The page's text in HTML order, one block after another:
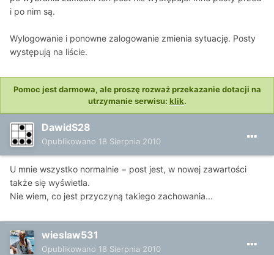
i po nim są.
Wylogowanie i ponowne zalogowanie zmienia sytuację. Posty
występują na liście.
Pomoc jest darmowa, ale proszę rozważ przekazanie dotacji na
utrzymanie serwisu: klik.
DawidS28
Opublikowano 18 Sierpnia 2010
U mnie wszystko normalnie = post jest, w nowej zawartości
także się wyświetla.
Nie wiem, co jest przyczyną takiego zachowania...
wieslaw531
Opublikowano 18 Sierpnia 2010